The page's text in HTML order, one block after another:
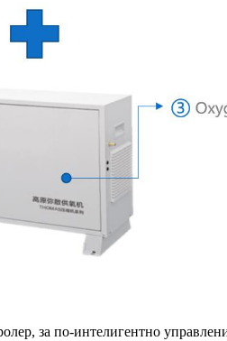
за по-интелигентно